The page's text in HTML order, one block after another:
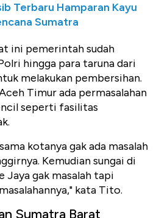
Terbaru Hamparan Kayu
Sumatra
ini pemerintah sudah
hingga para taruna dari
melakukan pembersihan.
Timur ada permasalahan
seperti fasilitas
kotanya gak ada masalah
Kemudian sungai di
Jaya gak masalah tapi
kata Tito.
Sumatra Barat